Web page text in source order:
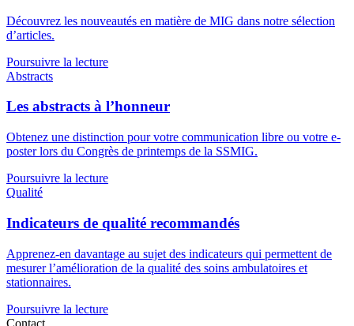
Découvrez les nouveautés en matière de MIG dans notre sélection
d’articles.
Poursuivre la lecture
Abstracts
Les abstracts à l’honneur
Obtenez une distinction pour votre communication libre ou votre e-
poster lors du Congrès de printemps de la SSMIG.
Poursuivre la lecture
Qualité
Indicateurs de qualité recommandés
Apprenez-en davantage au sujet des indicateurs qui permettent de
mesurer l’amélioration de la qualité des soins ambulatoires et
stationnaires.
Poursuivre la lecture
Contact